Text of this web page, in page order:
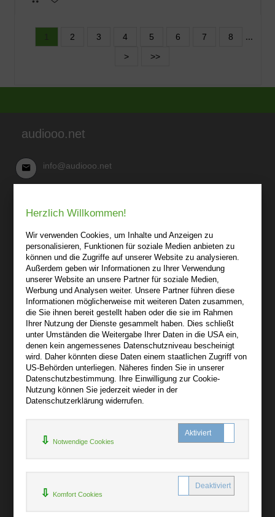
2 3 4 5 6 7 8
...
>
>>
audiooo.net
info@audiooo.net
03 41-25 69 27 20
audiooo.net
Lindenthaler Straße 15
04155 Leipzig
Wir sind gerne für Sie persönlich da.
Über audiooo.net
AGB
Impressum
Widerruf
Datenschutz
Bibliotheksrabatt
MARC21-Datenimport
Herzlich Willkommen!
Wir verwenden Cookies, um Inhalte und Anzeigen zu
personalisieren, Funktionen für soziale Medien anbieten zu
können und die Zugriffe auf unserer Website zu analysieren.
Außerdem geben wir Informationen zu Ihrer Verwendung
unserer Website an unsere Partner für soziale Medien,
Werbung und Analysen weiter. Unsere Partner führen diese
Informationen möglicherweise mit weiteren Daten zusammen,
die Sie ihnen bereit gestellt haben oder die sie im Rahmen
Ihrer Nutzung der Dienste gesammelt haben. Dies schließt
unter Umständen die Weitergabe Ihrer Daten in die USA ein,
denen kein angemessenes Datenschutzniveau bescheinigt
wird. Daher könnten diese Daten einem staatlichen Zugriff von
US-Behörden unterliegen. Näheres finden Sie in unserer
Datenschutzbestimmung. Ihre Einwilligung zur Cookie-
Nutzung können Sie jederzeit wieder in der
Datenschutzerklärung widerrufen.
Notwendige Cookies
Komfort Cookies